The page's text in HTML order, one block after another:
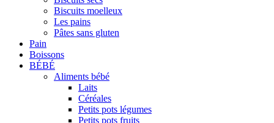
Biscuits moelleux
Les pains
Pâtes sans gluten
Pain
Boissons
BÉBÉ
Aliments bébé
Laits
Céréales
Petits pots légumes
Petits pots fruits